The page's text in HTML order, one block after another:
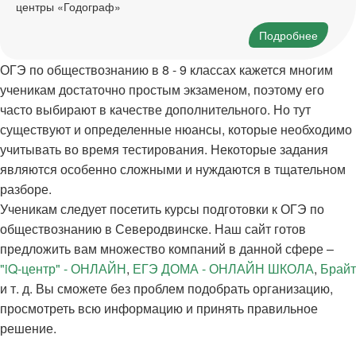
центры «Годограф»
Подробнее
ОГЭ по обществознанию в 8 - 9 классах кажется многим
ученикам достаточно простым экзаменом, поэтому его
часто выбирают в качестве дополнительного. Но тут
существуют и определенные нюансы, которые необходимо
учитывать во время тестирования. Некоторые задания
являются особенно сложными и нуждаются в тщательном
разборе.
Ученикам следует посетить курсы подготовки к ОГЭ по
обществознанию в Северодвинске. Наш сайт готов
предложить вам множество компаний в данной сфере –
"iQ-центр" - ОНЛАЙН, ЕГЭ ДОМА - ОНЛАЙН ШКОЛА, Брайт
и т. д. Вы сможете без проблем подобрать организацию,
просмотреть всю информацию и принять правильное
решение.